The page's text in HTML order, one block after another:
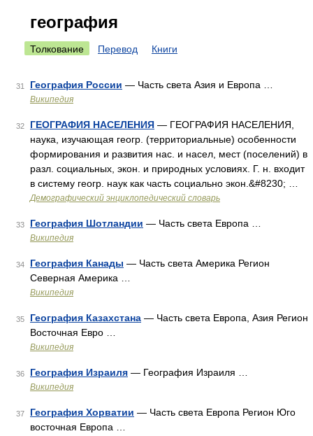
география
Толкование Перевод Книги
31 География России — Часть света Азия и Европа …
Википедия
32 ГЕОГРАФИЯ НАСЕЛЕНИЯ — ГЕОГРАФИЯ НАСЕЛЕНИЯ,
наука, изучающая геогр. (территориальные) особенности
формирования и развития нас. и насел, мест (поселений) в
разл. социальных, экон. и природных условиях. Г. н. входит
в систему геогр. наук как часть социально экон.&#8230; …
Демографический энциклопедический словарь
33 География Шотландии — Часть света Европа …
Википедия
34 География Канады — Часть света Америка Регион
Северная Америка …
Википедия
35 География Казахстана — Часть света Европа, Азия Регион
Восточная Евро …
Википедия
36 География Израиля — География Израиля …
Википедия
37 География Хорватии — Часть света Европа Регион Юго
восточная Европа …